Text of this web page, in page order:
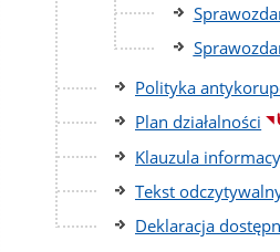
Polityka
Plan działalności
Klauzula
Tekst
Deklaracja